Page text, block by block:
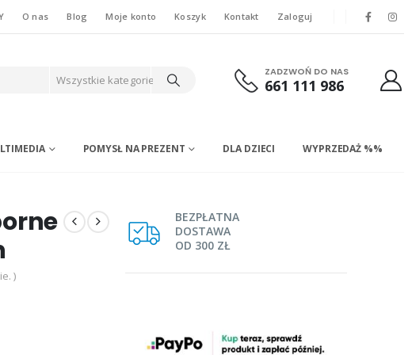
O nas Blog Moje konto Koszyk Kontakt Zaloguj
Wszystkie kategorie
ZADZWOŃ DO NAS
661 111 986
POMYSŁ NA PREZENT DLA DZIECI WYPRZEDAŻ %%
)
BEZPŁATNA
DOSTAWA
OD 300 ZŁ